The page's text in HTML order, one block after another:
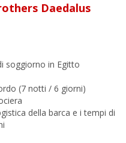
Daedalus
soggiorno in Egitto
(7 notti / 6 giorni)
della barca e i tempi di